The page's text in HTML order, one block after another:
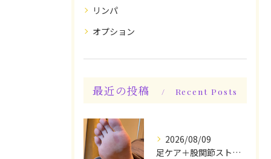
リンパ
オプション
最近の投稿 Recent Posts
2026/08/09
足ケア＋股関節ストレッチ込み身体整えケアでスッキリ♪